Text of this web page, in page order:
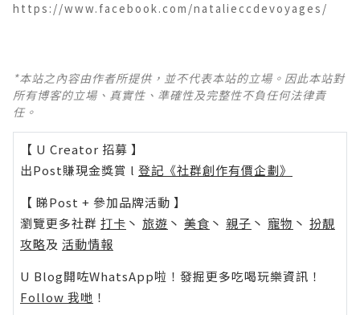
https://www.facebook.com/natalieccdevoyages/
*本站之內容由作者所提供，並不代表本站的立場。因此本站對
所有博客的立場、真實性、準確性及完整性不負任何法律責
任。
【 U Creator 招募 】
出Post賺現金獎賞 l 登記《社群創作有價企劃》
【 睇Post + 參加品牌活動 】
瀏覽更多社群 打卡 丶 旅遊 丶 美食 丶 親子 丶 寵物 丶 扮靚
攻略及 活動情報
U Blog開咗WhatsApp啦！發掘更多吃喝玩樂資訊！
Follow 我哋 ！